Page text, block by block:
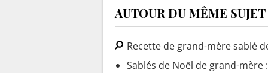
AUTOUR DU MÊME SUJET
Recette de grand-mère sablé
Sablés de Noël de grand-